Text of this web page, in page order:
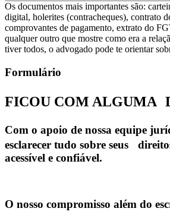
Os documentos mais importantes são:
digital, holerites (contracheques), contrato
comprovantes de pagamento, extrato do
qualquer outro que mostre como era a
tiver todos, o advogado pode te orientar
Formulário
FICOU COM ALGUMA
Com o apoio de nossa equipe
esclarecer tudo sobre seus
acessível e confiável.
O nosso compromisso além do